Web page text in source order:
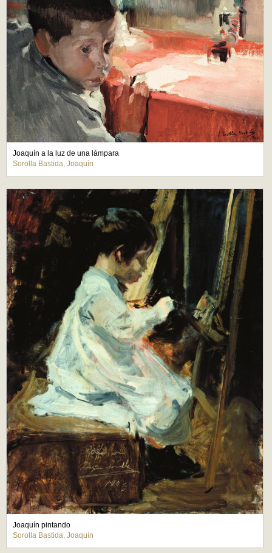
Joaquín a la luz de una lámpara
Sorolla Bastida, Joaquín
Joaquín pintando
Sorolla Bastida, Joaquín